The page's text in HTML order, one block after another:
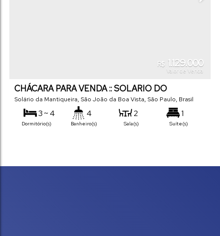
R$ 1.129.000
Valor de Venda
CHÁCARA PARA VENDA :: SOLARIO DO
MANTIQUEIRA
Solário da Mantiqueira, São João da Boa Vista, São Paulo, Brasil
3 ~ 4
Dormitório(s)
4
Banheiro(s)
2
Sala(s)
1
Suíte(s)